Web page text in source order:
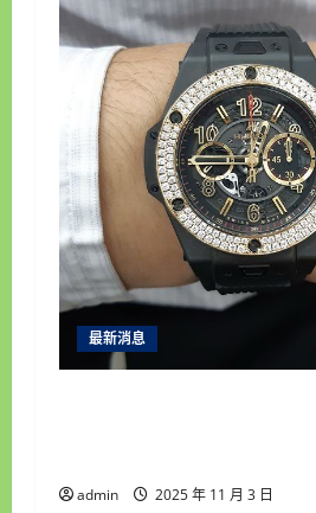
g
t
i
o
n
最新消息
admin 2025 年 11 月 3 日